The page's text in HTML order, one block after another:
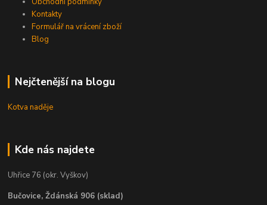
Kontakty
Formulář na vrácení zboží
Blog
Nejčtenější na blogu
Kotva naděje
Kde nás najdete
Uhřice 76 (okr. Vyškov)
Bučovice, Ždánská 906 (sklad)